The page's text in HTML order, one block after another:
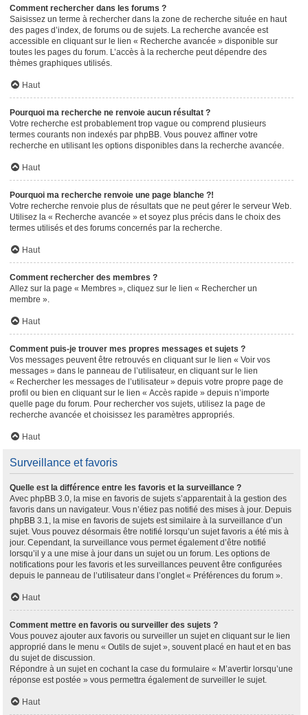
Comment rechercher dans les forums ?
Saisissez un terme à rechercher dans la zone de recherche située en haut
des pages d’index, de forums ou de sujets. La recherche avancée est
accessible en cliquant sur le lien « Recherche avancée » disponible sur
toutes les pages du forum. L’accès à la recherche peut dépendre des
thèmes graphiques utilisés.
Haut
Pourquoi ma recherche ne renvoie aucun résultat ?
Votre recherche est probablement trop vague ou comprend plusieurs
termes courants non indexés par phpBB. Vous pouvez affiner votre
recherche en utilisant les options disponibles dans la recherche avancée.
Haut
Pourquoi ma recherche renvoie une page blanche ?!
Votre recherche renvoie plus de résultats que ne peut gérer le serveur Web.
Utilisez la « Recherche avancée » et soyez plus précis dans le choix des
termes utilisés et des forums concernés par la recherche.
Haut
Comment rechercher des membres ?
Allez sur la page « Membres », cliquez sur le lien « Rechercher un
membre ».
Haut
Comment puis-je trouver mes propres messages et sujets ?
Vos messages peuvent être retrouvés en cliquant sur le lien « Voir vos
messages » dans le panneau de l’utilisateur, en cliquant sur le lien
« Rechercher les messages de l’utilisateur » depuis votre propre page de
profil ou bien en cliquant sur le lien « Accès rapide » depuis n’importe
quelle page du forum. Pour rechercher vos sujets, utilisez la page de
recherche avancée et choisissez les paramètres appropriés.
Haut
Surveillance et favoris
Quelle est la différence entre les favoris et la surveillance ?
Avec phpBB 3.0, la mise en favoris de sujets s’apparentait à la gestion des
favoris dans un navigateur. Vous n’étiez pas notifié des mises à jour. Depuis
phpBB 3.1, la mise en favoris de sujets est similaire à la surveillance d’un
sujet. Vous pouvez désormais être notifié lorsqu’un sujet favoris a été mis à
jour. Cependant, la surveillance vous permet également d’être notifié
lorsqu’il y a une mise à jour dans un sujet ou un forum. Les options de
notifications pour les favoris et les surveillances peuvent être configurées
depuis le panneau de l’utilisateur dans l’onglet « Préférences du forum ».
Haut
Comment mettre en favoris ou surveiller des sujets ?
Vous pouvez ajouter aux favoris ou surveiller un sujet en cliquant sur le lien
approprié dans le menu « Outils de sujet », souvent placé en haut et en bas
du sujet de discussion.
Répondre à un sujet en cochant la case du formulaire « M’avertir lorsqu’une
réponse est postée » vous permettra également de surveiller le sujet.
Haut